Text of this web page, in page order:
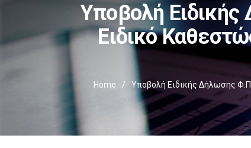
Υποβολή
Ειδικό
Home / Υποβολή Ειδικής Δήλωσης